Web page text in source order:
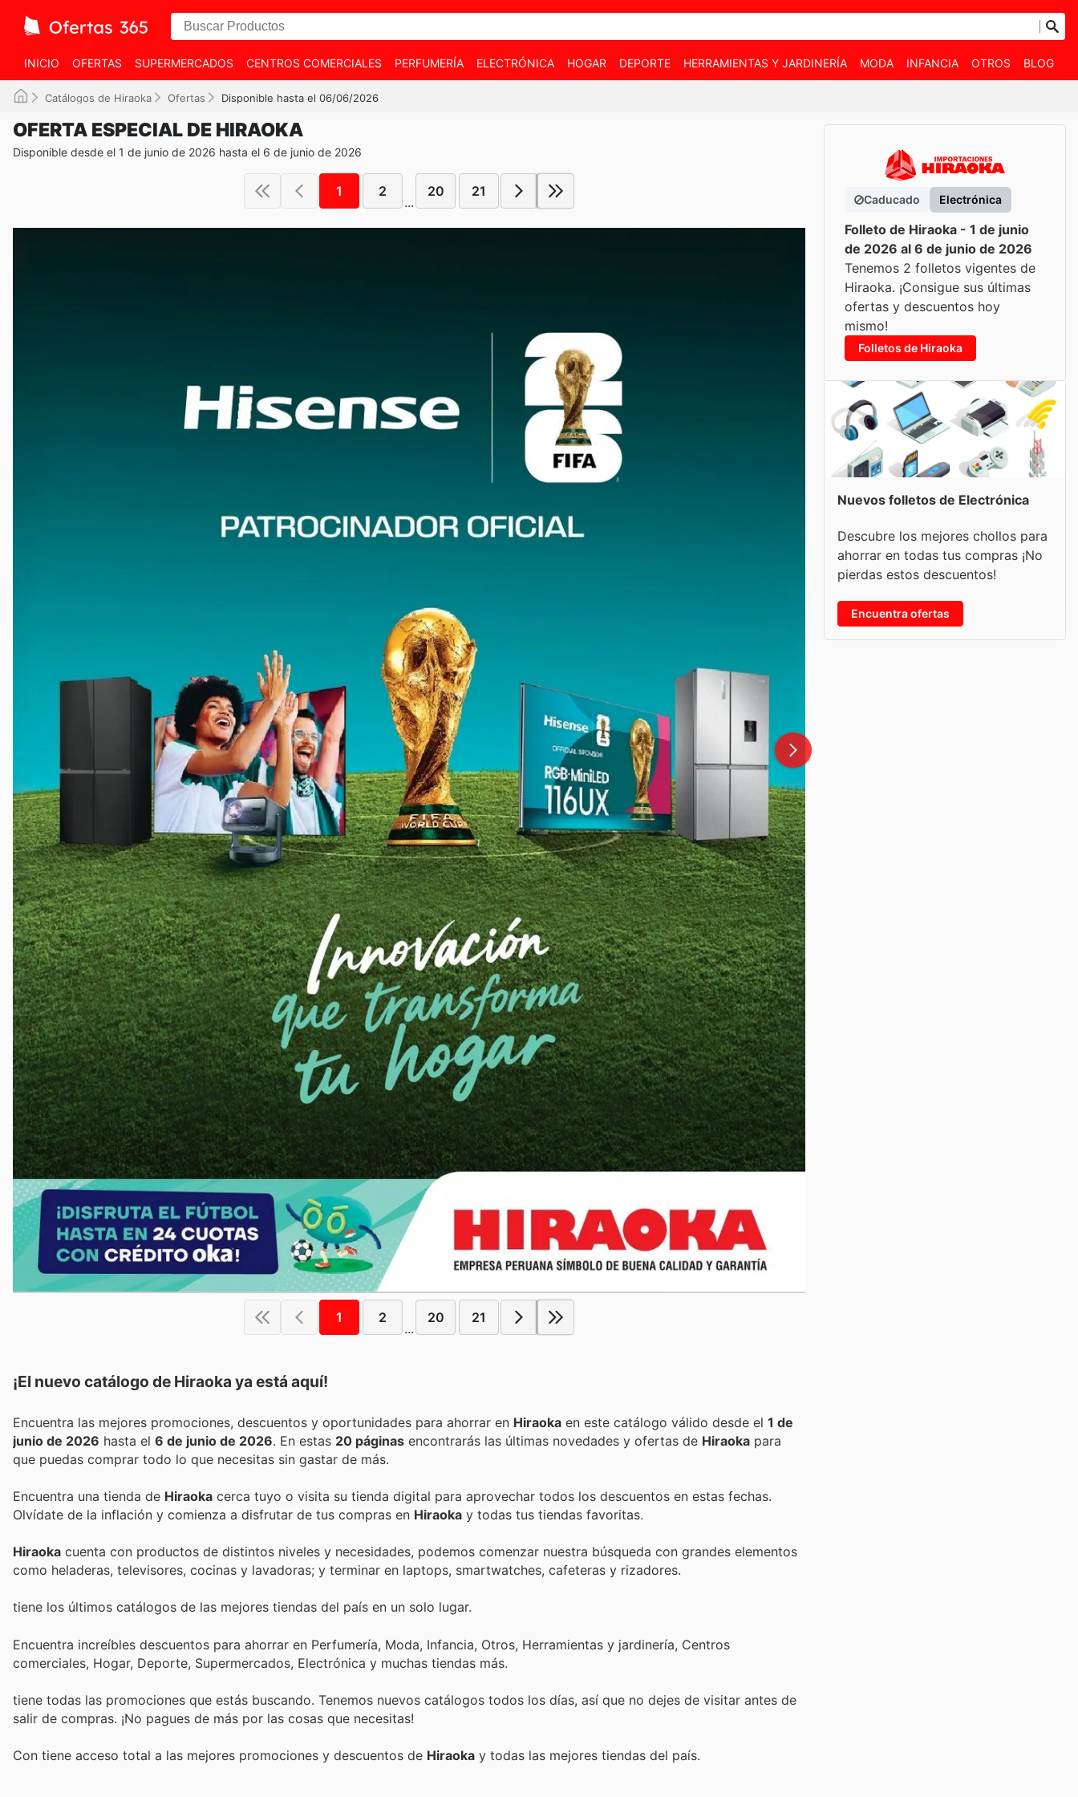
INICIO OFERTAS SUPERMERCADOS CENTROS COMERCIALES PERFUMERÍA ELECTRÓNICA HOGAR DEPORTE HERRAMIENTAS Y JARDINERÍA MODA INFANCIA OTROS BLOG
Catálogos de Hiraoka Ofertas Disponible hasta el 06/06/2026
OFERTA ESPECIAL DE HIRAOKA
Disponible desde el 1 de junio de 2026 hasta el 6 de junio de 2026
1 2
...
20 21
1 2
...
20 21
¡El nuevo catálogo de Hiraoka ya está aquí!
Encuentra las mejores promociones, descuentos y oportunidades para ahorrar en Hiraoka en este catálogo válido desde el 1 de
junio de 2026 hasta el 6 de junio de 2026 . En estas 20 páginas encontrarás las últimas novedades y ofertas de Hiraoka para
que puedas comprar todo lo que necesitas sin gastar de más.
Encuentra una tienda de Hiraoka cerca tuyo o visita su tienda digital para aprovechar todos los descuentos en estas fechas.
Olvídate de la inflación y comienza a disfrutar de tus compras en Hiraoka y todas tus tiendas favoritas.
Hiraoka cuenta con productos de distintos niveles y necesidades, podemos comenzar nuestra búsqueda con grandes elementos
como heladeras, televisores, cocinas y lavadoras; y terminar en laptops, smartwatches, cafeteras y rizadores.
tiene los últimos catálogos de las mejores tiendas del país en un solo lugar.
Encuentra increíbles descuentos para ahorrar en Perfumería, Moda, Infancia, Otros, Herramientas y jardinería, Centros
comerciales, Hogar, Deporte, Supermercados, Electrónica y muchas tiendas más.
tiene todas las promociones que estás buscando. Tenemos nuevos catálogos todos los días, así que no dejes de visitar antes de
salir de compras. ¡No pagues de más por las cosas que necesitas!
Con tiene acceso total a las mejores promociones y descuentos de Hiraoka y todas las mejores tiendas del país.
Caducado Electrónica
Folleto de Hiraoka - 1 de junio
de 2026 al 6 de junio de 2026
Tenemos 2 folletos vigentes de
Hiraoka. ¡Consigue sus últimas
ofertas y descuentos hoy
mismo!
Folletos de Hiraoka
Nuevos folletos de Electrónica
Descubre los mejores chollos para
ahorrar en todas tus compras ¡No
pierdas estos descuentos!
Encuentra ofertas